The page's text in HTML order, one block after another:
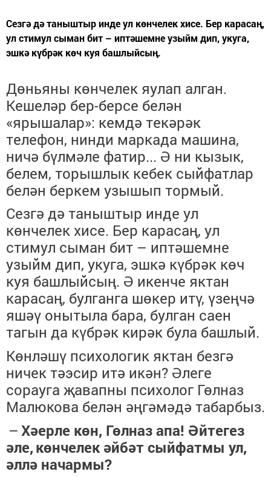
Сезгә дә таныштыр инде ул көнчелек хисе. Бер карасаң,
ул стимул сыман бит – иптәшемне узыйм дип, укуга,
эшкә күбрәк көч куя башлыйсың.
Дөньяны көнчелек яулап алган.
Кешеләр бер-берсе белән
«ярышалар»: кемдә текәрәк
телефон, нинди маркада машина,
ничә бүлмәле фатир... Ә ни кызык,
белем, торышлык кебек сыйфатлар
белән беркем узышып тормый.
Сезгә дә таныштыр инде ул
көнчелек хисе. Бер карасаң, ул
стимул сыман бит – иптәшемне
узыйм дип, укуга, эшкә күбрәк көч
куя башлыйсың. Ә икенче яктан
карасаң, булганга шөкер итү, үзеңчә
яшәү онытыла бара, булган саен
тагын да күбрәк кирәк була башлый.
Көнләшү психологик яктан безгә
ничек тәэсир итә икән? Әлеге
сорауга җавапны психолог Гөлназ
Малюкова белән әңгәмәдә табарбыз.
–Хәерле көн, Гөлназ апа! Әйтегез
әле,көнчелек әйбәт сыйфатмы ул,
әллә начармы?